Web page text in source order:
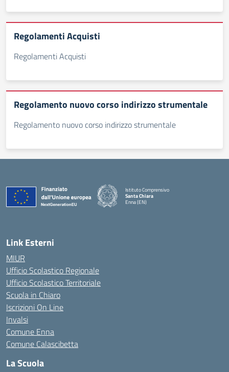
Regolamenti Acquisti
Regolamenti Acquisti
Regolamento nuovo corso indirizzo strumentale
Regolamento nuovo corso indirizzo strumentale
Istituto Comprensivo
Santa Chiara
Enna (EN)
Link Esterni
MIUR
Ufficio Scolastico Regionale
Ufficio Scolastico Territoriale
Scuola in Chiaro
Iscrizioni On Line
Invalsi
Comune Enna
Comune Calascibetta
La Scuola